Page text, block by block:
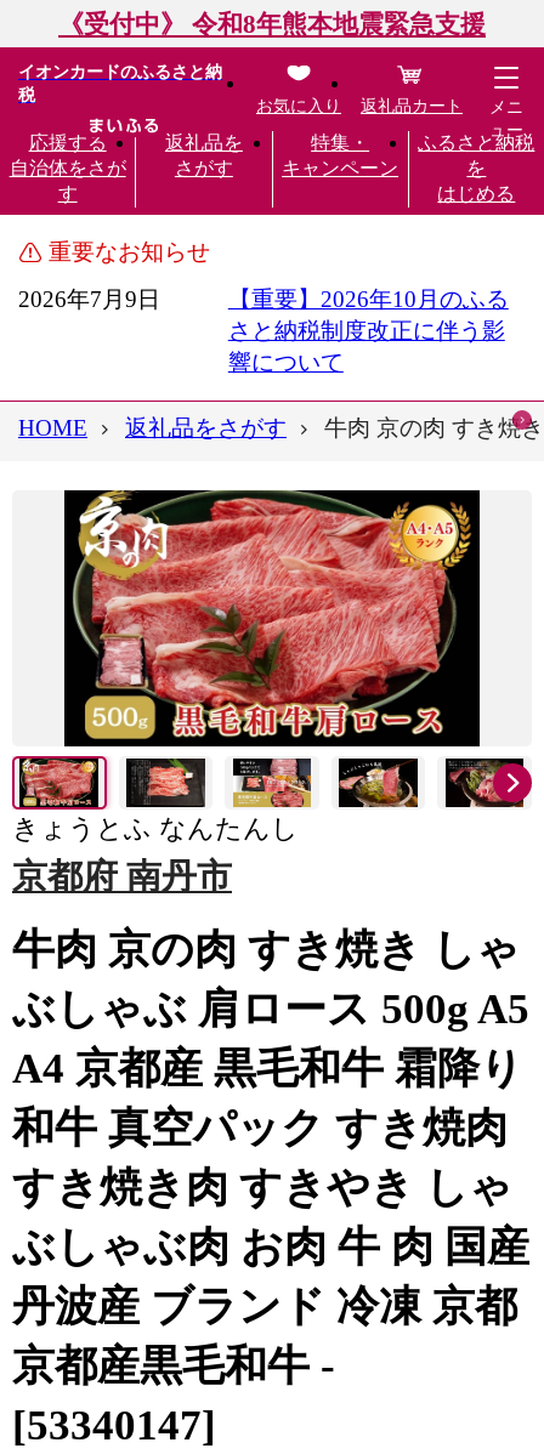
《受付中》 令和8年熊本地震緊急支援
イオンカードのふるさと納
税
応援する
自治体をさが
す
返礼品を
さがす
特集・
キャンペーン
ふるさと納税
を
はじめる
お気に入り 返礼品カート
メニ
ュー
重要なお知らせ
2026年7月9日
【重要】2026年10月のふる
さと納税制度改正に伴う影
響について
HOME 返礼品をさがす 牛肉 京の肉 すき焼
きょうとふ なんたんし
京都府 南丹市
牛肉 京の肉 すき焼き しゃ
ぶしゃぶ 肩ロース 500g A5
A4 京都産 黒毛和牛 霜降り
和牛 真空パック すき焼肉
すき焼き肉 すきやき しゃ
ぶしゃぶ肉 お肉 牛 肉 国産
丹波産 ブランド 冷凍 京都
京都産黒毛和牛 -
[53340147]